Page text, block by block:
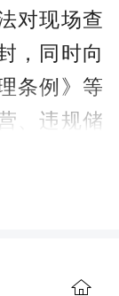
对现场查
，同时向
条例》等
、违规储
任。